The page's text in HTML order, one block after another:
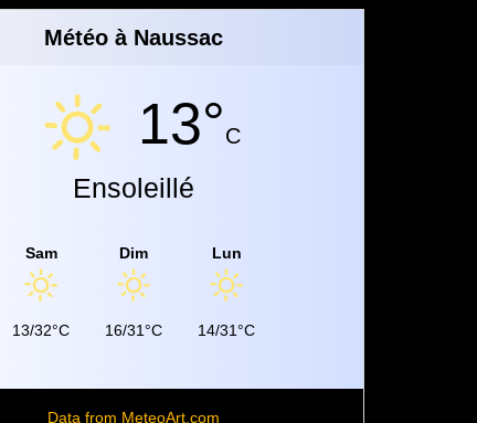
Météo à Naussac
13°C
Ensoleillé
Sam
13/32°C
Dim
16/31°C
Lun
14/31°C
Data from MeteoArt.com